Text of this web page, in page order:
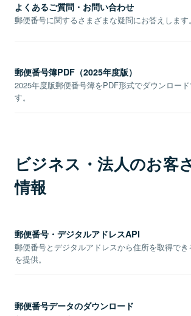
よくあるご質問・お問い合わせ
郵便番号に関するさまざまな疑問にお答えします。
郵便番号簿PDF（2025年度版）
2025年度版郵便番号簿をPDF形式でダウンロード
す。
ビジネス・法人のお客
情報
郵便番号・デジタルアドレスAPI
郵便番号とデジタルアドレスから住所を取得で
を提供。
郵便番号データのダウンロード